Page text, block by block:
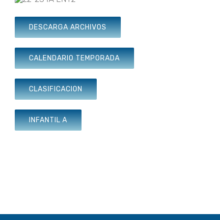
DESCARGA ARCHIVOS
CALENDARIO TEMPORADA
CLASIFICACION
INFANTIL A